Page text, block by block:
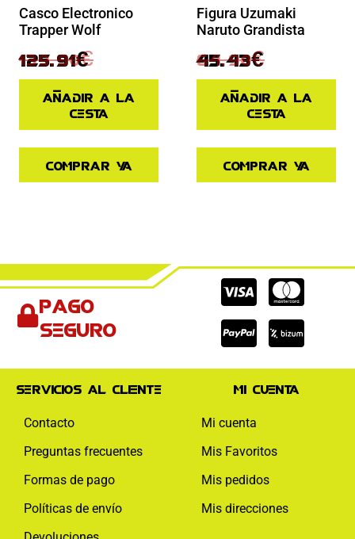
Casco Electronico
Trapper Wolf
139.90€
125.91€
Añadir a la
cesta
Comprar ya
Figura Uzumaki
Naruto Grandista
64.90€
45.43€
Añadir a la
cesta
Comprar ya
Pago
seguro
Cc-
visa
Cc-
Cc-
paypal
Servicios al cliente
Contacto
Preguntas frecuentes
Formas de pago
Políticas de envío
Mi cuenta
Mi cuenta
Mis Favoritos
Mis pedidos
Mis direcciones